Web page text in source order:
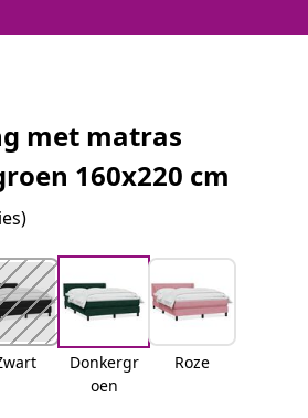
met matras
160x220 cm
Donkergr
oen
Roze